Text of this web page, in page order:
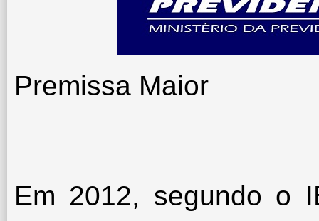
Premissa Maior
Em 2012, segundo o